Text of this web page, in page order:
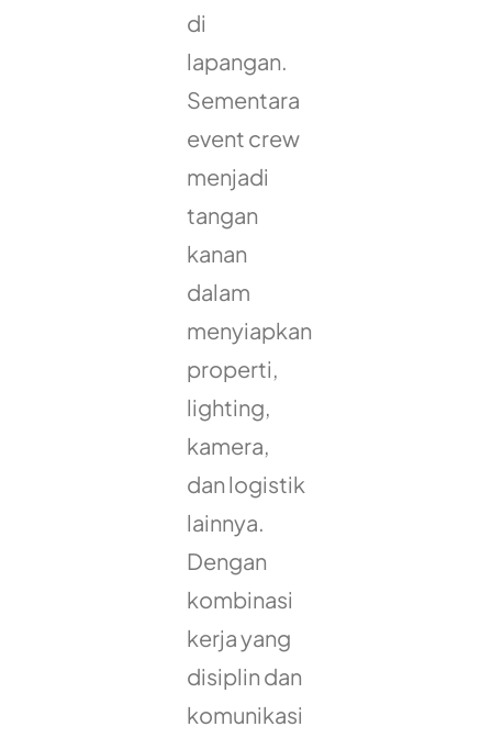
di
lapangan.
Sementara
event crew
menjadi
tangan
kanan
dalam
menyiapkan
properti,
lighting,
kamera,
dan logistik
lainnya.
Dengan
kombinasi
kerja yang
disiplin dan
komunikasi